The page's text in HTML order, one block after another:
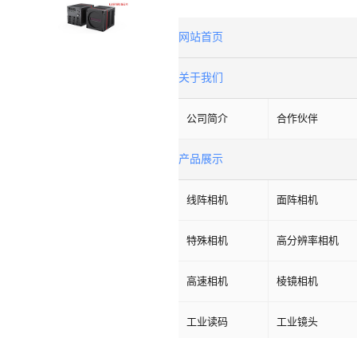
网站首页
关于我们
公司简介 合作伙伴
产品展示
线阵相机 面阵相机
特殊相机 高分辨率相机
高速相机 棱镜相机
工业读码 工业镜头